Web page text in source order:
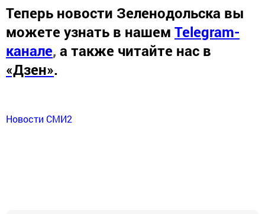
Теперь новости Зеленодольска вы
можете узнать в нашем Telegram-
канале, а также читайте нас в
«Дзен».
Новости СМИ2